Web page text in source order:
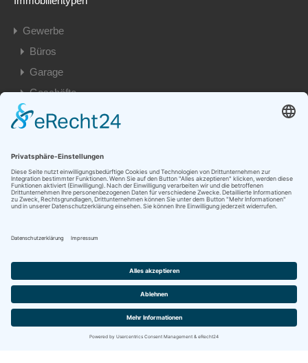
Gewerbe
Büros
Garage
Geschäfte
Privat
Eigentumswohnungen
Einfamilienhäuser
Garage
Mehrfamilienhäuser
© 2026. Alle Rechte vorbehalten.